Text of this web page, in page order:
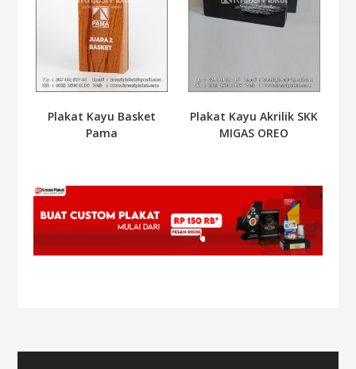
Plakat Kayu Basket
Pama
Plakat Kayu Akrilik SKK
MIGAS OREO